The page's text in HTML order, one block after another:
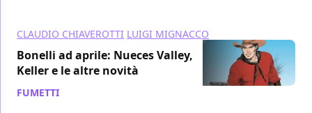
CLAUDIO CHIAVEROTTI LUIGI MIGNACCO
Bonelli ad aprile: Nueces Valley,
Keller e le altre novità
FUMETTI